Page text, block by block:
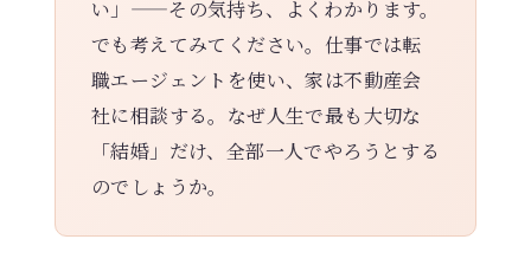
い」——その気持ち、よくわかります。
でも考えてみてください。仕事では転
職エージェントを使い、家は不動産会
社に相談する。なぜ人生で最も大切な
「結婚」だけ、全部一人でやろうとする
のでしょうか。